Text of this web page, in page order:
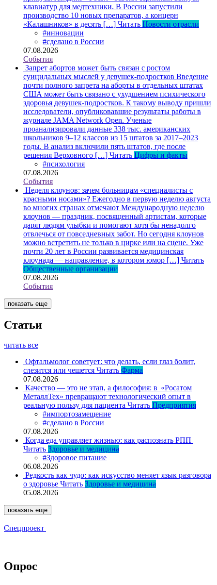
клавиатур для медтехники. В России запустили
производство 10 новых препаратов, а концерн
«Калашников» в десять […] Читать Новости отрасли
#инновации
#сделано в России
07.08.2026
События
Запрет абортов может быть связан с ростом
суицидальных мыслей у девушек-подростков Введение
почти полного запрета на аборты в отдельных штатах
США может быть связано с ухудшением психического
здоровья девушек-подростков. К такому выводу пришли
исследователи, опубликовавшие результаты работы в
журнале JAMA Network Open. Ученые
проанализировали данные 338 тыс. американских
школьников 9–12 классов из 15 штатов за 2017–2023
годы. В анализ включили пять штатов, где после
решения Верховного […] Читать Цифры и факты
#психология
07.08.2026
События
Неделя клоунов: зачем больницам «специалисты с
красными носами»? Ежегодно в первую неделю августа
во многих странах отмечают Международную неделю
клоунов — праздник, посвященный артистам, которые
дарят людям улыбки и помогают хотя бы ненадолго
отвлечься от повседневных забот. Но сегодня клоунов
можно встретить не только в цирке или на сцене. Уже
почти 20 лет в России развивается медицинская
клоунада — направление, в котором юмор […] Читать
Общественные организации
07.08.2026
События
показать еще
Статьи
читать все
Офтальмолог советует: что делать, если глаз болит,
слезится или чешется Читать Фарма
07.08.2026
Качество — это не этап, а философия: в «Росатом
МеталлТех» превращают технологический опыт в
реальную пользу для пациента Читать Предприятия
#импортозамещение
#сделано в России
07.08.2026
Когда еда управляет жизнью: как распознать РПП
Читать Здоровье и медицина
#Здоровое питание
06.08.2026
Редкость как чудо: как искусство меняет язык разговора
о здоровье Читать Здоровье и медицина
05.08.2026
показать еще
Спецпроект
Опрос